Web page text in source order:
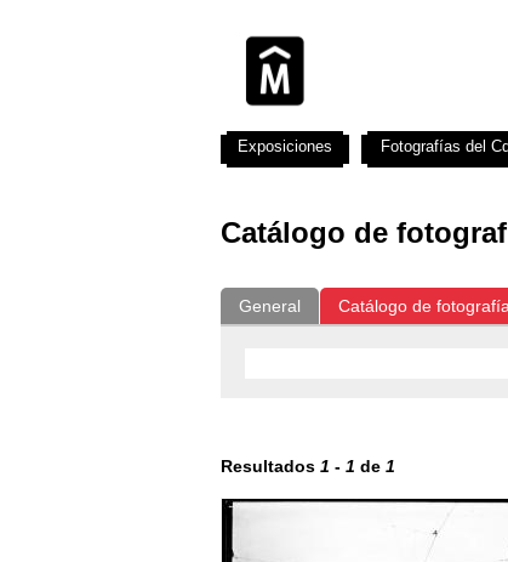
Catálogo de
General Catálogo de
Resultados 1 - 1 de 1
Exposiciones Fotografías del